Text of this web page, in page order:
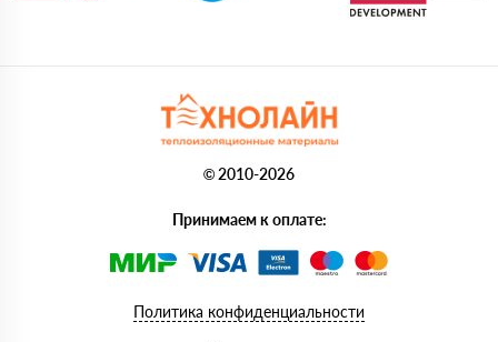
© 2010-2026
Принимаем к оплате:
Политика конфиденциальности